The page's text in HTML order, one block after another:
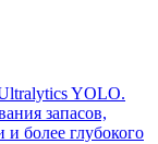
YOLO.
запасов,
более глубокого